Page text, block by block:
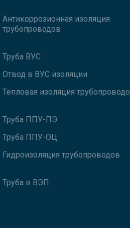
Антикоррозионная изоляция
трубопроводов
Труба ВУС
Отвод в ВУС изоляции
Тепловая изоляция
Труба ППУ-ПЭ
Труба ППУ-ОЦ
Гидроизоляция трубопроводов
Труба в ВЭП